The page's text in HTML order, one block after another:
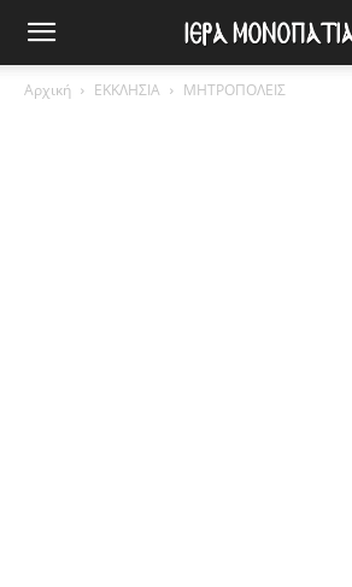
Αρχική ΕΚΚΛΗΣΙΑ ΜΗΤΡΟΠΟΛΕΙΣ